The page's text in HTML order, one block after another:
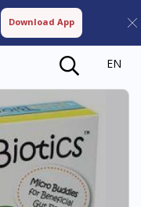
Download App
EN